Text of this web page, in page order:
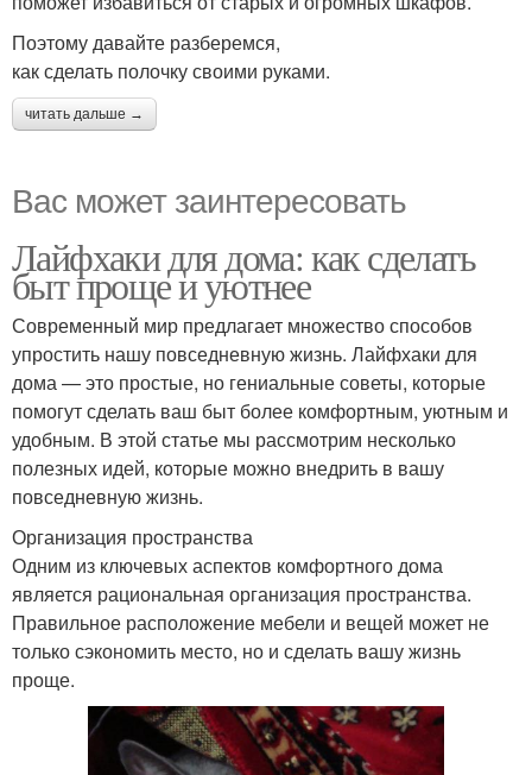
Поэтому давайте разберемся,
как сделать полочку своими руками.
читать дальше →
Вас может заинтересовать
Лайфхаки для дома: как сделать
быт проще и уютнее
Современный мир предлагает множество способов
упростить нашу повседневную жизнь. Лайфхаки для
дома — это простые, но гениальные советы, которые
помогут сделать ваш быт более комфортным, уютным и
удобным. В этой статье мы рассмотрим несколько
полезных идей, которые можно внедрить в вашу
повседневную жизнь.
Организация пространства
Одним из ключевых аспектов комфортного дома
является рациональная организация пространства.
Правильное расположение мебели и вещей может не
только сэкономить место, но и сделать вашу жизнь
проще.